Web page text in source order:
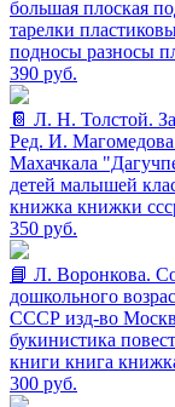
большая плоская
тарелки
подносы разносы
390 руб.
📔 Л. Н. Толстой.
Ред. И.
Махачкала
детей малышей
книжка книжки
350 руб.
📘 Л. Воронкова.
дошкольного
СССР изд-во
букинистика
книги книга
300 руб.